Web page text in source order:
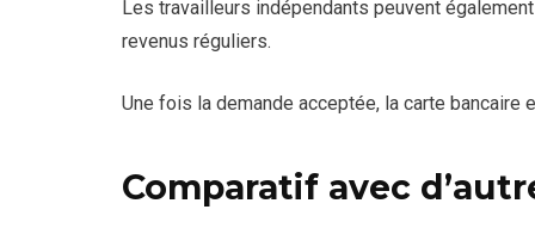
Les travailleurs indépendants peuvent
revenus réguliers.
Une fois la demande acceptée, la carte
Comparatif avec